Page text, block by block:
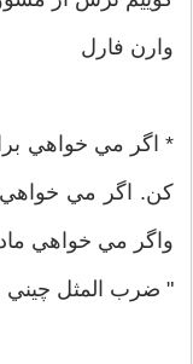
وارن فارل
* اگر مي خواهي
کن. اگر مي
واگر مي خواهي
" ضرب المثل چيني